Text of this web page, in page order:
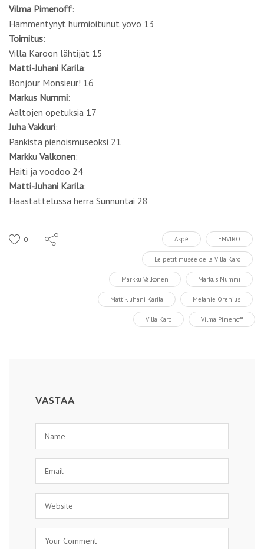
Vilma Pimenoff:
Hämmentynyt hurmioitunut yovo 13
Toimitus:
Villa Karoon lähtijät 15
Matti-Juhani Karila:
Bonjour Monsieur! 16
Markus Nummi:
Aaltojen opetuksia 17
Juha Vakkuri:
Pankista pienoismuseoksi 21
Markku Valkonen:
Haiti ja voodoo 24
Matti-Juhani Karila:
Haastattelussa herra Sunnuntai 28
0 Akpé ENVIRO
Le petit musée de la Villa Karo
Markku Valkonen Markus Nummi
Matti-Juhani Karila Melanie Orenius
Villa Karo Vilma Pimenoff
VASTAA